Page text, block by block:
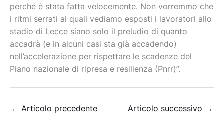
perché è stata fatta velocemente. Non vorremmo che
i ritmi serrati ai quali vediamo esposti i lavoratori allo
stadio di Lecce siano solo il preludio di quanto
accadrà (e in alcuni casi sta già accadendo)
nell’accelerazione per rispettare le scadenze del
Piano nazionale di ripresa e resilienza (Pnrr)”.
← Articolo precedente Articolo successivo →